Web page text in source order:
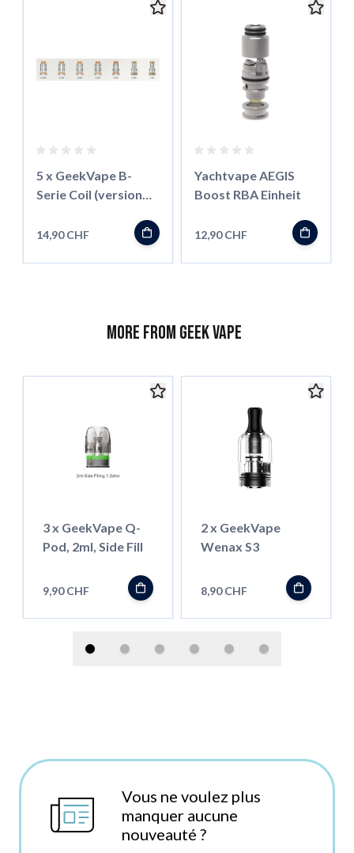
5 x GeekVape B-
Serie Coil (version
14,90 CHF
Yachtvape AEGIS
Boost RBA Einheit
12,90 CHF
More from Geek Vape
3 x GeekVape Q-
Pod, 2ml, Side Fill
9,90 CHF
2 x GeekVape
Wenax S3
8,90 CHF
Vous ne voulez plus
manquer aucune
nouveauté ?